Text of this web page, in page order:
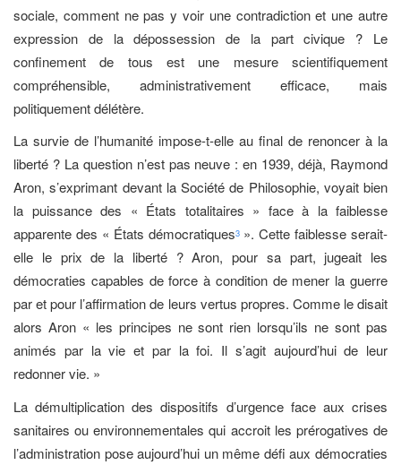
sociale, comment ne pas y voir une contradiction et une autre
expression de la dépossession de la part civique ? Le
confinement de tous est une mesure scientifiquement
compréhensible, administrativement efficace, mais
politiquement délétère.
La survie de l’humanité impose-t-elle au final de renoncer à la
liberté ? La question n’est pas neuve : en 1939, déjà, Raymond
Aron, s’exprimant devant la Société de Philosophie, voyait bien
la puissance des « États totalitaires » face à la faiblesse
apparente des « États démocratiques3». Cette faiblesse serait-
elle le prix de la liberté ? Aron, pour sa part, jugeait les
démocraties capables de force à condition de mener la guerre
par et pour l’affirmation de leurs vertus propres. Comme le disait
alors Aron « les principes ne sont rien lorsqu’ils ne sont pas
animés par la vie et par la foi. Il s’agit aujourd’hui de leur
redonner vie. »
La démultiplication des dispositifs d’urgence face aux crises
sanitaires ou environnementales qui accroit les prérogatives de
l’administration pose aujourd’hui un même défi aux démocraties